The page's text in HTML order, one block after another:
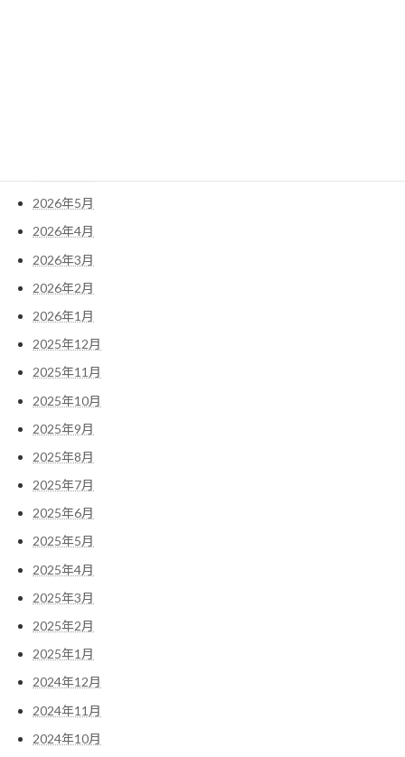
2026年5月
2026年4月
2026年3月
2026年2月
2026年1月
2025年12月
2025年11月
2025年10月
2025年9月
2025年8月
2025年7月
2025年6月
2025年5月
2025年4月
2025年3月
2025年2月
2025年1月
2024年12月
2024年11月
2024年10月